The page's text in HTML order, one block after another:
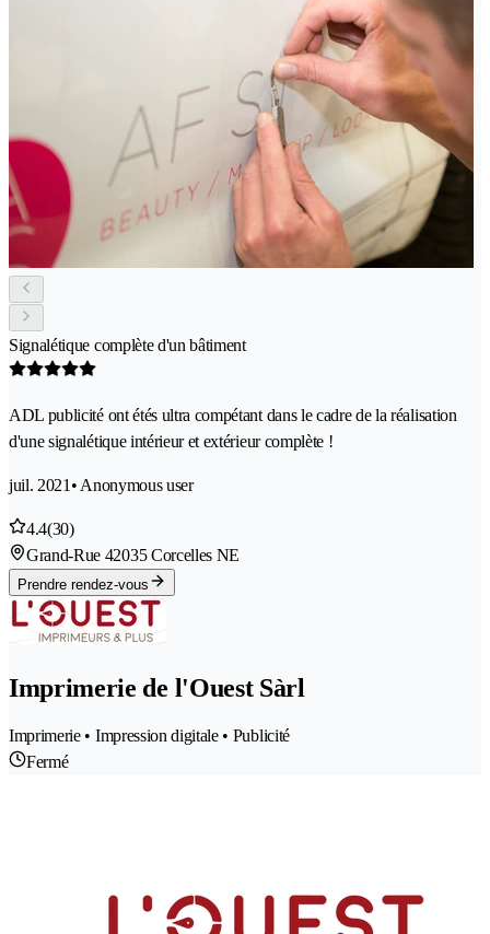
Signalétique complète d'un bâtiment
ADL publicité ont étés ultra compétant dans le cadre de la réalisation
d'une signalétique intérieur et extérieur complète !
juil. 2021 • Anonymous user
4.4(30)
Grand-Rue 42035 Corcelles NE
Prendre rendez-vous
Imprimerie de l'Ouest Sàrl
Imprimerie • Impression digitale • Publicité
Fermé